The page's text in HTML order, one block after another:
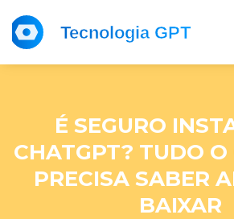
É SEGURO
CHATGPT? TUDO O
PRECISA SABER
BAIXAR